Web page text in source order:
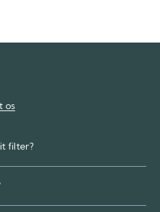
os
filter?